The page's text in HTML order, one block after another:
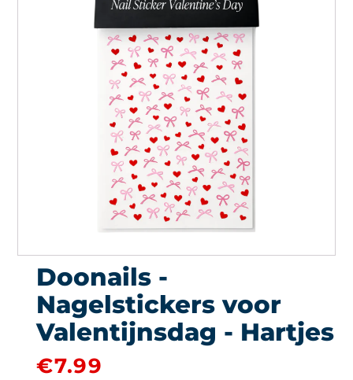
Doonails -
Nagelstickers voor
Valentijnsdag - Hartjes
€7.99